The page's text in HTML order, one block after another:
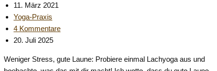
Achtsamkeit
Beitrag
veröffentlicht:
11. März 2021
Beitrags-
Kategorie:
Yoga-Praxis
Beitrags-
Kommentare:
4 Kommentare
Beitrag
geändert
20. Juli 2025
Weniger Stress, gute Laune: Probiere einmal Lachyoga aus und